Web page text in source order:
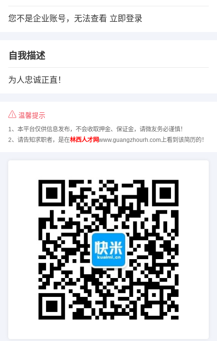
您不是企业账号，无法查看 立即登录
自我描述
为人忠诚正直！
温馨提示
1、本平台仅供信息发布，不会收取押金、保证金，请微友务必谨慎！
2、请告知求职者，是在林西人才网www.guangzhourh.com上看到该简历的！